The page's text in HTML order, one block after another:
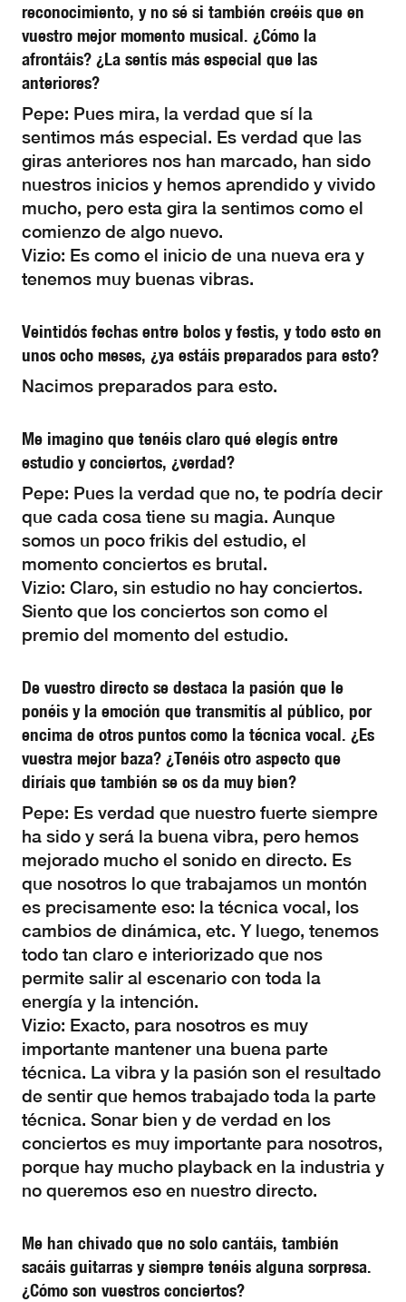
reconocimiento, y no sé si también creéis que en
vuestro mejor momento musical. ¿Cómo la
afrontáis? ¿La sentís más especial que las
anteriores?
Pepe: Pues mira, la verdad que sí la
sentimos más especial. Es verdad que las
giras anteriores nos han marcado, han sido
nuestros inicios y hemos aprendido y vivido
mucho, pero esta gira la sentimos como el
comienzo de algo nuevo.
Vizio: Es como el inicio de una nueva era y
tenemos muy buenas vibras.
Veintidós fechas entre bolos y festis, y todo esto en
unos ocho meses, ¿ya estáis preparados para esto?
Nacimos preparados para esto.
Me imagino que tenéis claro qué elegís entre
estudio y conciertos, ¿verdad?
Pepe: Pues la verdad que no, te podría decir
que cada cosa tiene su magia. Aunque
somos un poco frikis del estudio, el
momento conciertos es brutal.
Vizio: Claro, sin estudio no hay conciertos.
Siento que los conciertos son como el
premio del momento del estudio.
De vuestro directo se destaca la pasión que le
ponéis y la emoción que transmitís al público, por
encima de otros puntos como la técnica vocal. ¿Es
vuestra mejor baza? ¿Tenéis otro aspecto que
diríais que también se os da muy bien?
Pepe: Es verdad que nuestro fuerte siempre
ha sido y será la buena vibra, pero hemos
mejorado mucho el sonido en directo. Es
que nosotros lo que trabajamos un montón
es precisamente eso: la técnica vocal, los
cambios de dinámica, etc. Y luego, tenemos
todo tan claro e interiorizado que nos
permite salir al escenario con toda la
energía y la intención.
Vizio: Exacto, para nosotros es muy
importante mantener una buena parte
técnica. La vibra y la pasión son el resultado
de sentir que hemos trabajado toda la parte
técnica. Sonar bien y de verdad en los
conciertos es muy importante para nosotros,
porque hay mucho playback en la industria y
no queremos eso en nuestro directo.
Me han chivado que no solo cantáis, también
sacáis guitarras y siempre tenéis alguna sorpresa.
¿Cómo son vuestros conciertos?